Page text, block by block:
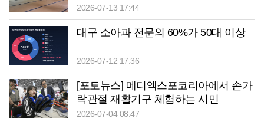
키주쿠, 그리고 오사카 대학
2026-07-13 17:44
대구 소아과 전문의 60%가 50대 이상
2026-07-12 17:36
[포토뉴스] 메디엑스포코리아에서 손가
락관절 재활기구 체험하는 시민
2026-07-04 08:47